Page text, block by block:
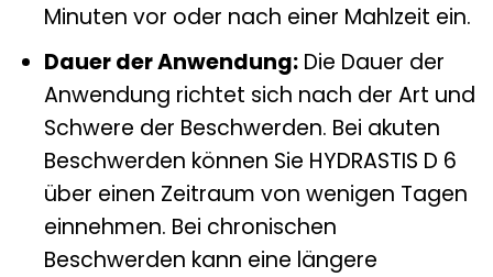
Minuten vor oder nach einer Mahlzeit ein.
Dauer der Anwendung:Die Dauer der
Anwendung richtet sich nach der Art und
Schwere der Beschwerden. Bei akuten
Beschwerden können Sie HYDRASTIS D 6
über einen Zeitraum von wenigen Tagen
einnehmen. Bei chronischen
Beschwerden kann eine längere